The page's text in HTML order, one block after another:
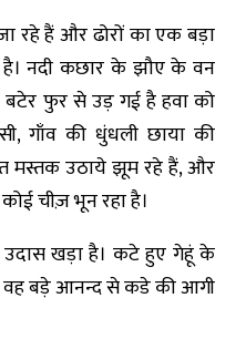
रहे हैं और ढोरों का एक बड़ा
है। नदी कछार के झौए के वन
बटेर फुर से उड़ गई है हवा को
गाँव की धुंधली छाया की
मस्तक उठाये झूम रहे हैं, और
चीज़ भून रहा है।
खड़ा है। कटे हुए गेहूं के
वह बड़े आनन्द से कडे की आगी